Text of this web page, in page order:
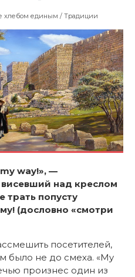
хлебом единым / Традиции
way!», —
над креслом
трать попусту
(дословно «смотри
посетителей,
было не до смеха. «My
произнес один из